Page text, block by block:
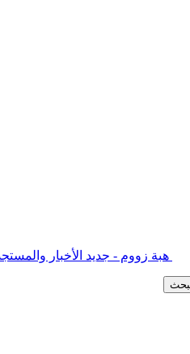
هبة زووم - جديد الأخبار